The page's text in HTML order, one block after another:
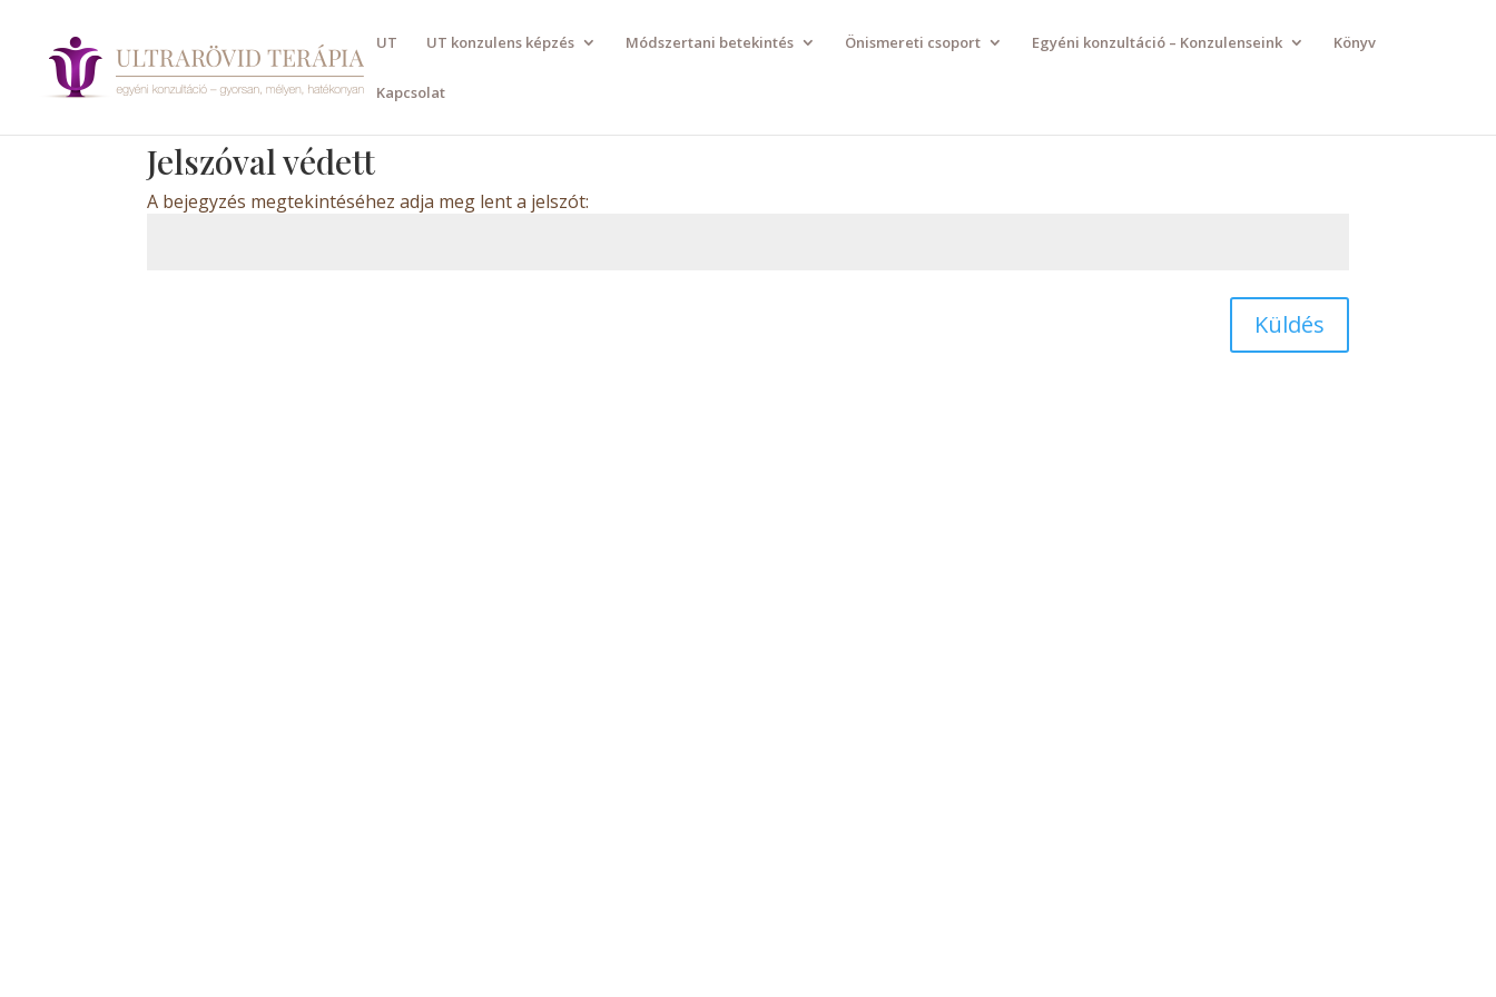
UT UT konzulens képzés Módszertani betekintés Önismereti csoport Egyéni konzultáció – Konzulenseink Könyv
Kapcsolat
Jelszóval védett
A bejegyzés megtekintéséhez adja meg lent a jelszót:
Küldés